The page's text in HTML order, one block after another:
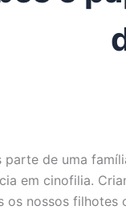
parte de uma
em cinofilia.
os nossos